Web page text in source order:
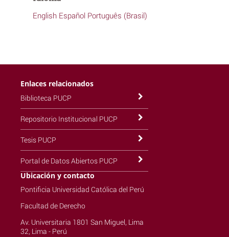
English Español Português (Brasil)
Enlaces relacionados
Biblioteca PUCP
Repositorio Institucional PUCP
Tesis PUCP
Portal de Datos Abiertos PUCP
Ubicación y contacto
Pontificia Universidad Católica del Perú
Facultad de Derecho
Av. Universitaria 1801 San Miguel, Lima
32, Lima - Perú